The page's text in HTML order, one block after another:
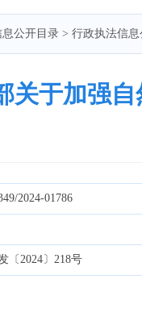
息公开目录 > 行政执法信
关于加强
2024-01786
〔2024〕218号